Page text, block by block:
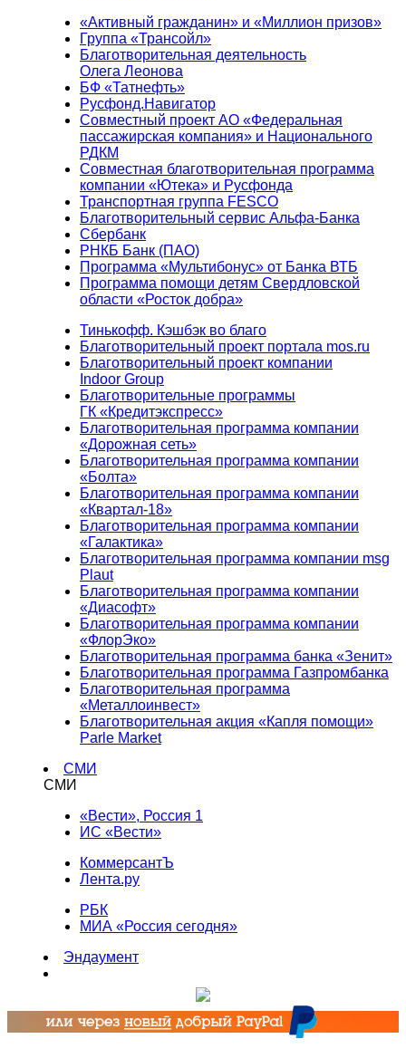
«Активный гражданин» и «Миллион призов»
Группа «Трансойл»
Благотворительная деятельность
Олега Леонова
БФ «Татнефть»
Русфонд.Навигатор
Совместный проект АО «Федеральная
пассажирская компания» и Национального
РДКМ
Совместная благотворительная программа
компании «Ютека» и Русфонда
Транспортная группа FESCO
Благотворительный сервис Альфа-Банка
Сбербанк
РНКБ Банк (ПАО)
Программа «Мультибонус» от Банка ВТБ
Программа помощи детям Свердловской
области «Росток добра»
Тинькофф. Кэшбэк во благо
Благотворительный проект портала mos.ru
Благотворительный проект компании
Indoor Group
Благотворительные программы
ГК «Кредитэкспресс»
Благотворительная программа компании
«Дорожная сеть»
Благотворительная программа компании
«Болта»
Благотворительная программа компании
«Квартал-18»
Благотворительная программа компании
«Галактика»
Благотворительная программа компании msg
Plaut
Благотворительная программа компании
«Диасофт»
Благотворительная программа компании
«ФлорЭко»
Благотворительная программа банка «Зенит»
Благотворительная программа Газпромбанка
Благотворительная программа
«Металлоинвест»
Благотворительная акция «Капля помощи»
Parle Market
СМИ
СМИ
«Вести», Россия 1
ИС «Вести»
КоммерсантЪ
Лента.ру
РБК
МИА «Россия сегодня»
Эндаумент